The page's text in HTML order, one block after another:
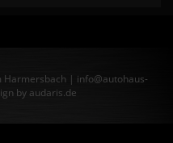
| info@autohaus-
by audaris.de